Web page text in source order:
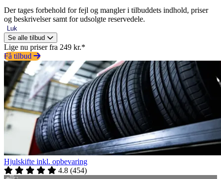
Der tages forbehold for fejl og mangler i tilbuddets indhold, priser
og beskrivelser samt for udsolgte reservedele.
Luk
Se alle tilbud
Lige nu priser fra 249 kr.*
Få tilbud
Hjulskifte inkl. opbevaring
4.8 (454)